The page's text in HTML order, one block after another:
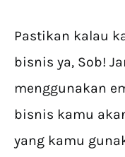
Pastikan kalau
bisnis ya, Sob!
menggunakan
bisnis kamu
yang kamu